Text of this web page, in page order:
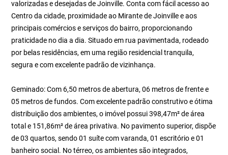
valorizadas e desejadas de Joinville. Conta com fácil acesso ao
Centro da cidade, proximidade ao Mirante de Joinville e aos
principais comércios e serviços do bairro, proporcionando
praticidade no dia a dia. Situado em rua pavimentada, rodeado
por belas residências, em uma região residencial tranquila,
segura e com excelente padrão de vizinhança.
Geminado: Com 6,50 metros de abertura, 06 metros de frente e
05 metros de fundos. Com excelente padrão construtivo e ótima
distribuição dos ambientes, o imóvel possui 398,47m² de área
total e 151,86m² de área privativa. No pavimento superior, dispõe
de 03 quartos, sendo 01 suíte com varanda, 01 escritório e 01
banheiro social. No térreo, os ambientes são integrados,